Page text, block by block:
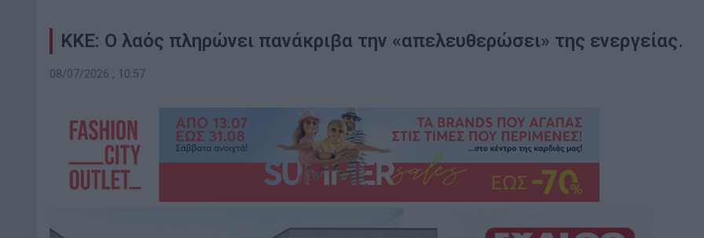
ΚΚΕ: Ο λαός πληρώνει πανάκριβα την «απελευθερώσει» της ενεργείας.
08/07/2026 , 10:57